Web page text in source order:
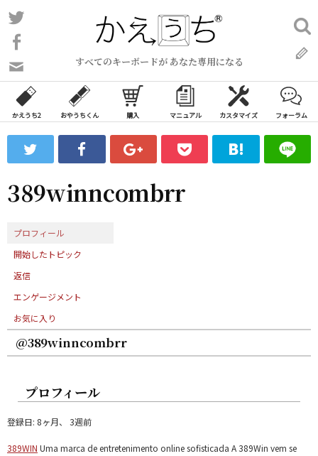
コ
ン
ン
ツ
ス
ッ
プ
すべてのキーボードが あなた専用になる
い
合
わ
フ
ォ
ム
検
索:
かえうち2 おやうちくん 購入 マニュアル カスタマイズ フォーラム
389winncombrr
プロフィール
開始したトピック
返信
エンゲージメント
お気に入り
@389winncombrr
プロフィール
登録日: 8ヶ月、 3週前
389WIN Uma marca de entretenimento online sofisticada A 389Win vem se